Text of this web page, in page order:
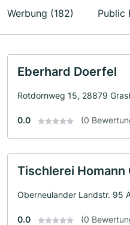
Werbung (182) Public
Eberhard Doerfel
Rotdornweg 15, 28879
0.0 (0
Tischlerei Homann
Oberneulander Landstr. 95
0.0 (0